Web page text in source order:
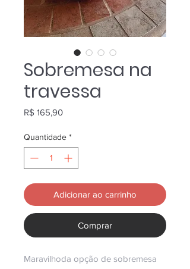
Sobremesa na
travessa
R$ 165,90Preço
Quantidade *
Adicionar ao carrinho
Comprar
Maravilhoda opção de sobremesa